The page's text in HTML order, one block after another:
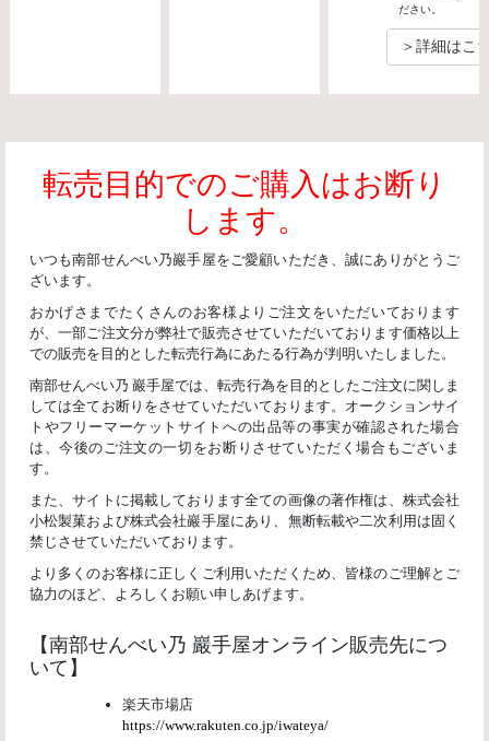
ださい。
＞詳細はこ
転売目的でのご購入はお断り
します。
いつも南部せんべい乃巖手屋をご愛顧いただき、誠にありがとうご
ざいます。
おかげさまでたくさんのお客様よりご注文をいただいております
が、一部ご注文分が弊社で販売させていただいております価格以上
での販売を目的とした転売行為にあたる行為が判明いたしました。
南部せんべい乃 巖手屋では、転売行為を目的としたご注文に関しま
しては全てお断りをさせていただいております。オークションサイ
トやフリーマーケットサイトへの出品等の事実が確認された場合
は、今後のご注文の一切をお断りさせていただく場合もございま
す。
また、サイトに掲載しております全ての画像の著作権は、株式会社
小松製菓および株式会社巖手屋にあり、無断転載や二次利用は固く
禁じさせていただいております。
より多くのお客様に正しくご利用いただくため、皆様のご理解とご
協力のほど、よろしくお願い申しあげます。
【南部せんべい乃 巖手屋オンライン販売先につ
いて】
楽天市場店
https://www.rakuten.co.jp/iwateya/